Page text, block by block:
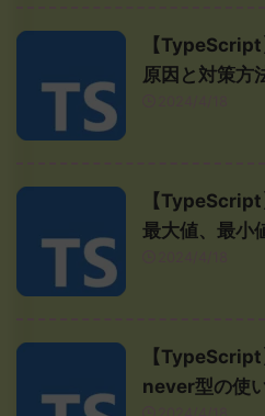
【
原因と対策方
【
最大値、最小
【
never型の使